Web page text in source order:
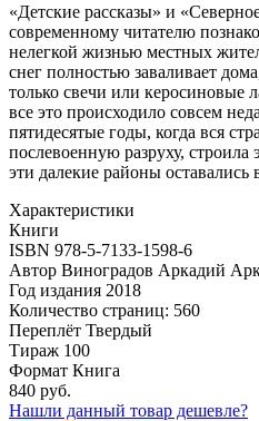
«Детские рассказы» и
современному читателю
нелегкой жизнью местных
снег полностью заваливает
только свечи или керосиновые
все это происходило совсем
пятидесятые годы, когда вся
послевоенную разруху, строила
эти далекие районы оставались
Характеристики
Книги
ISBN 978-5-7133-1598-6
Автор Виноградов Аркадий
Год издания 2018
Количество страниц: 560
Переплёт Твердый
Тираж 100
Формат Книга
840 руб.
Нашли данный товар дешевле?